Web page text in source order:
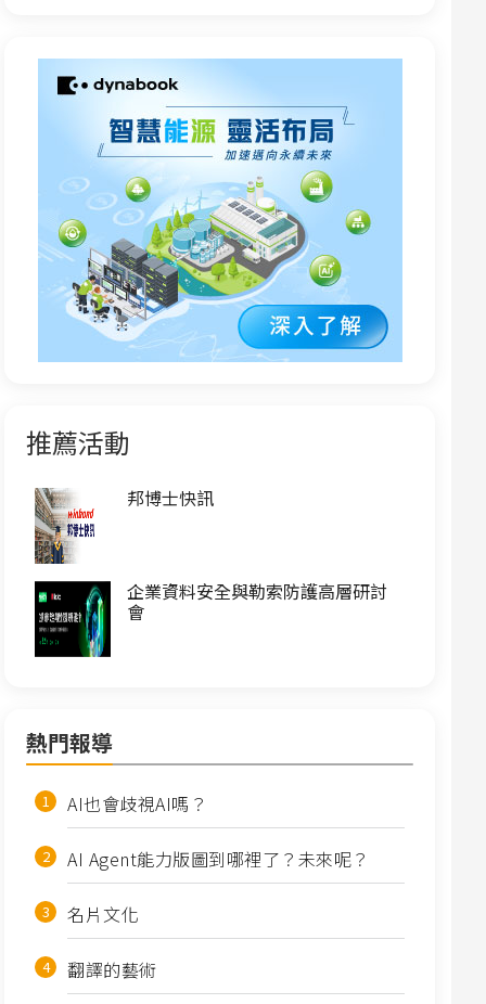
推薦活動
邦博士快訊
企業資料安全與勒索防護高層研討
會
熱門報導
AI也會歧視AI嗎？
AI Agent能力版圖到哪裡了？未來呢？
名片文化
翻譯的藝術